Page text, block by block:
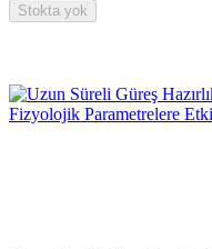
Stokta yok